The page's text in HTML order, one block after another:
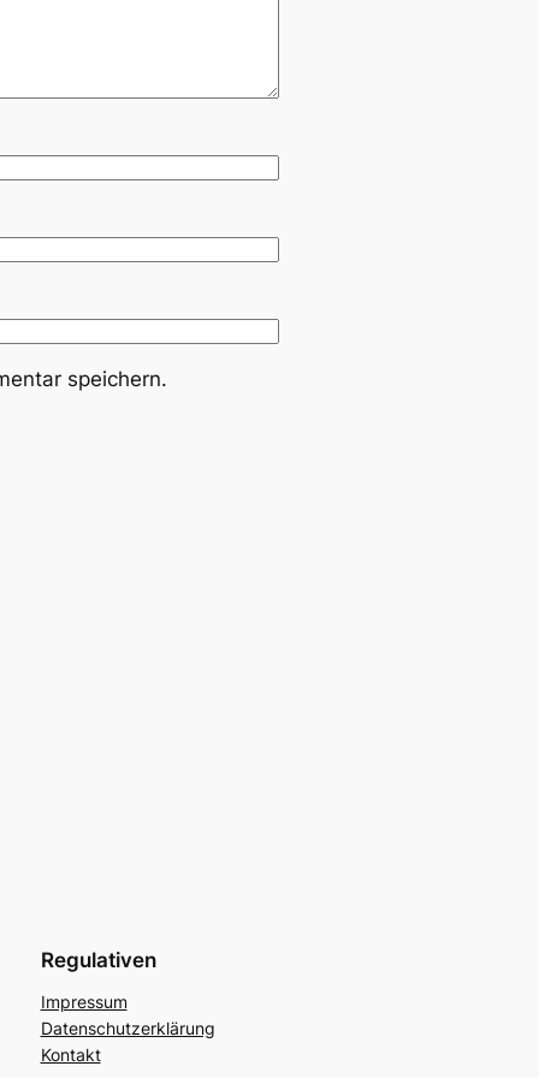
speichern.
Regulativen
Impressum
Datenschutzerklärung
Kontakt